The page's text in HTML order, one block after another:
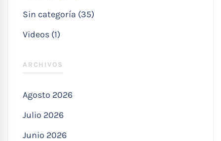
Sin categoría (35)
Videos (1)
ARCHIVOS
Agosto 2026
Julio 2026
Junio 2026